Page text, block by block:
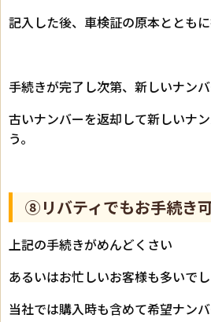
記入した後、車検証の原本とともに
手続きが完了し次第、新しいナン
古いナンバーを返却して新しいナ
う。
⑧リバティでもお手続き
上記の手続きがめんどくさい
あるいはお忙しいお客様も多いでし
当社では購入時も含めて希望ナン